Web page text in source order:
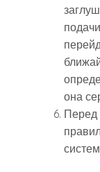
она
Перед